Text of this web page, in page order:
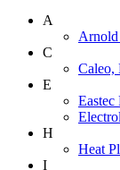
A
C
E
H
Heat
I